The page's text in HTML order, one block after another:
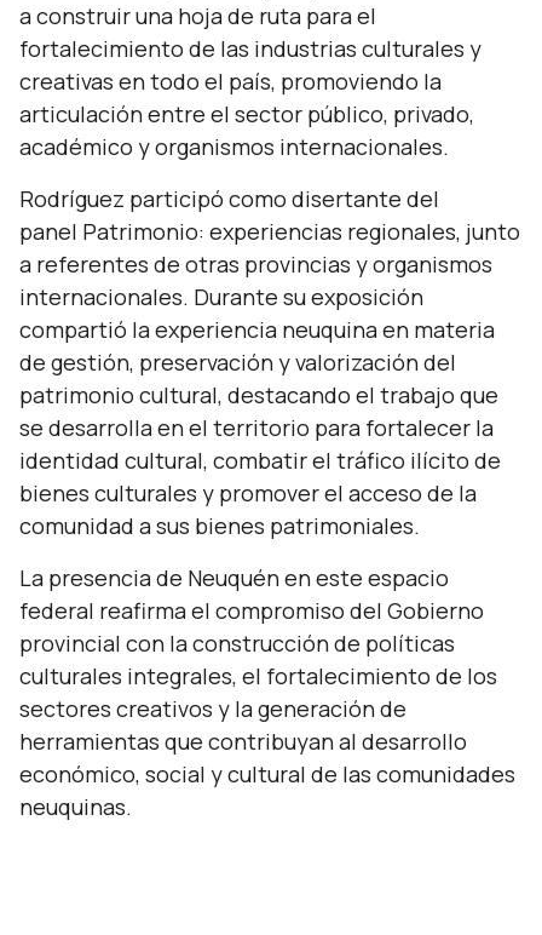
a construir una hoja de ruta para el
fortalecimiento de las industrias culturales y
creativas en todo el país, promoviendo la
articulación entre el sector público, privado,
académico y organismos internacionales.
Rodríguez participó como disertante del
panel Patrimonio: experiencias regionales, junto
a referentes de otras provincias y organismos
internacionales. Durante su exposición
compartió la experiencia neuquina en materia
de gestión, preservación y valorización del
patrimonio cultural, destacando el trabajo que
se desarrolla en el territorio para fortalecer la
identidad cultural, combatir el tráfico ilícito de
bienes culturales y promover el acceso de la
comunidad a sus bienes patrimoniales.
La presencia de Neuquén en este espacio
federal reafirma el compromiso del Gobierno
provincial con la construcción de políticas
culturales integrales, el fortalecimiento de los
sectores creativos y la generación de
herramientas que contribuyan al desarrollo
económico, social y cultural de las comunidades
neuquinas.